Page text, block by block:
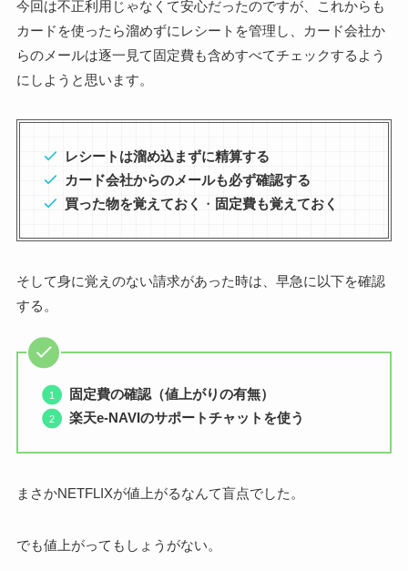
今回は不正利用じゃなくて安心だったのですが、これからも
カードを使ったら溜めずにレシートを管理し、カード会社か
らのメールは逐一見て固定費も含めすべてチェックするよう
にしようと思います。
レシートは溜め込まずに精算する
カード会社からのメールも必ず確認する
買った物を覚えておく ・ 固定費も覚えておく
そして身に覚えのない請求があった時は、早急に以下を確認
する。
固定費の確認（値上がりの有無）
楽天e-NAVIのサポートチャットを使う
まさかNETFLIXが値上がるなんて盲点でした。
でも値上がってもしょうがない。